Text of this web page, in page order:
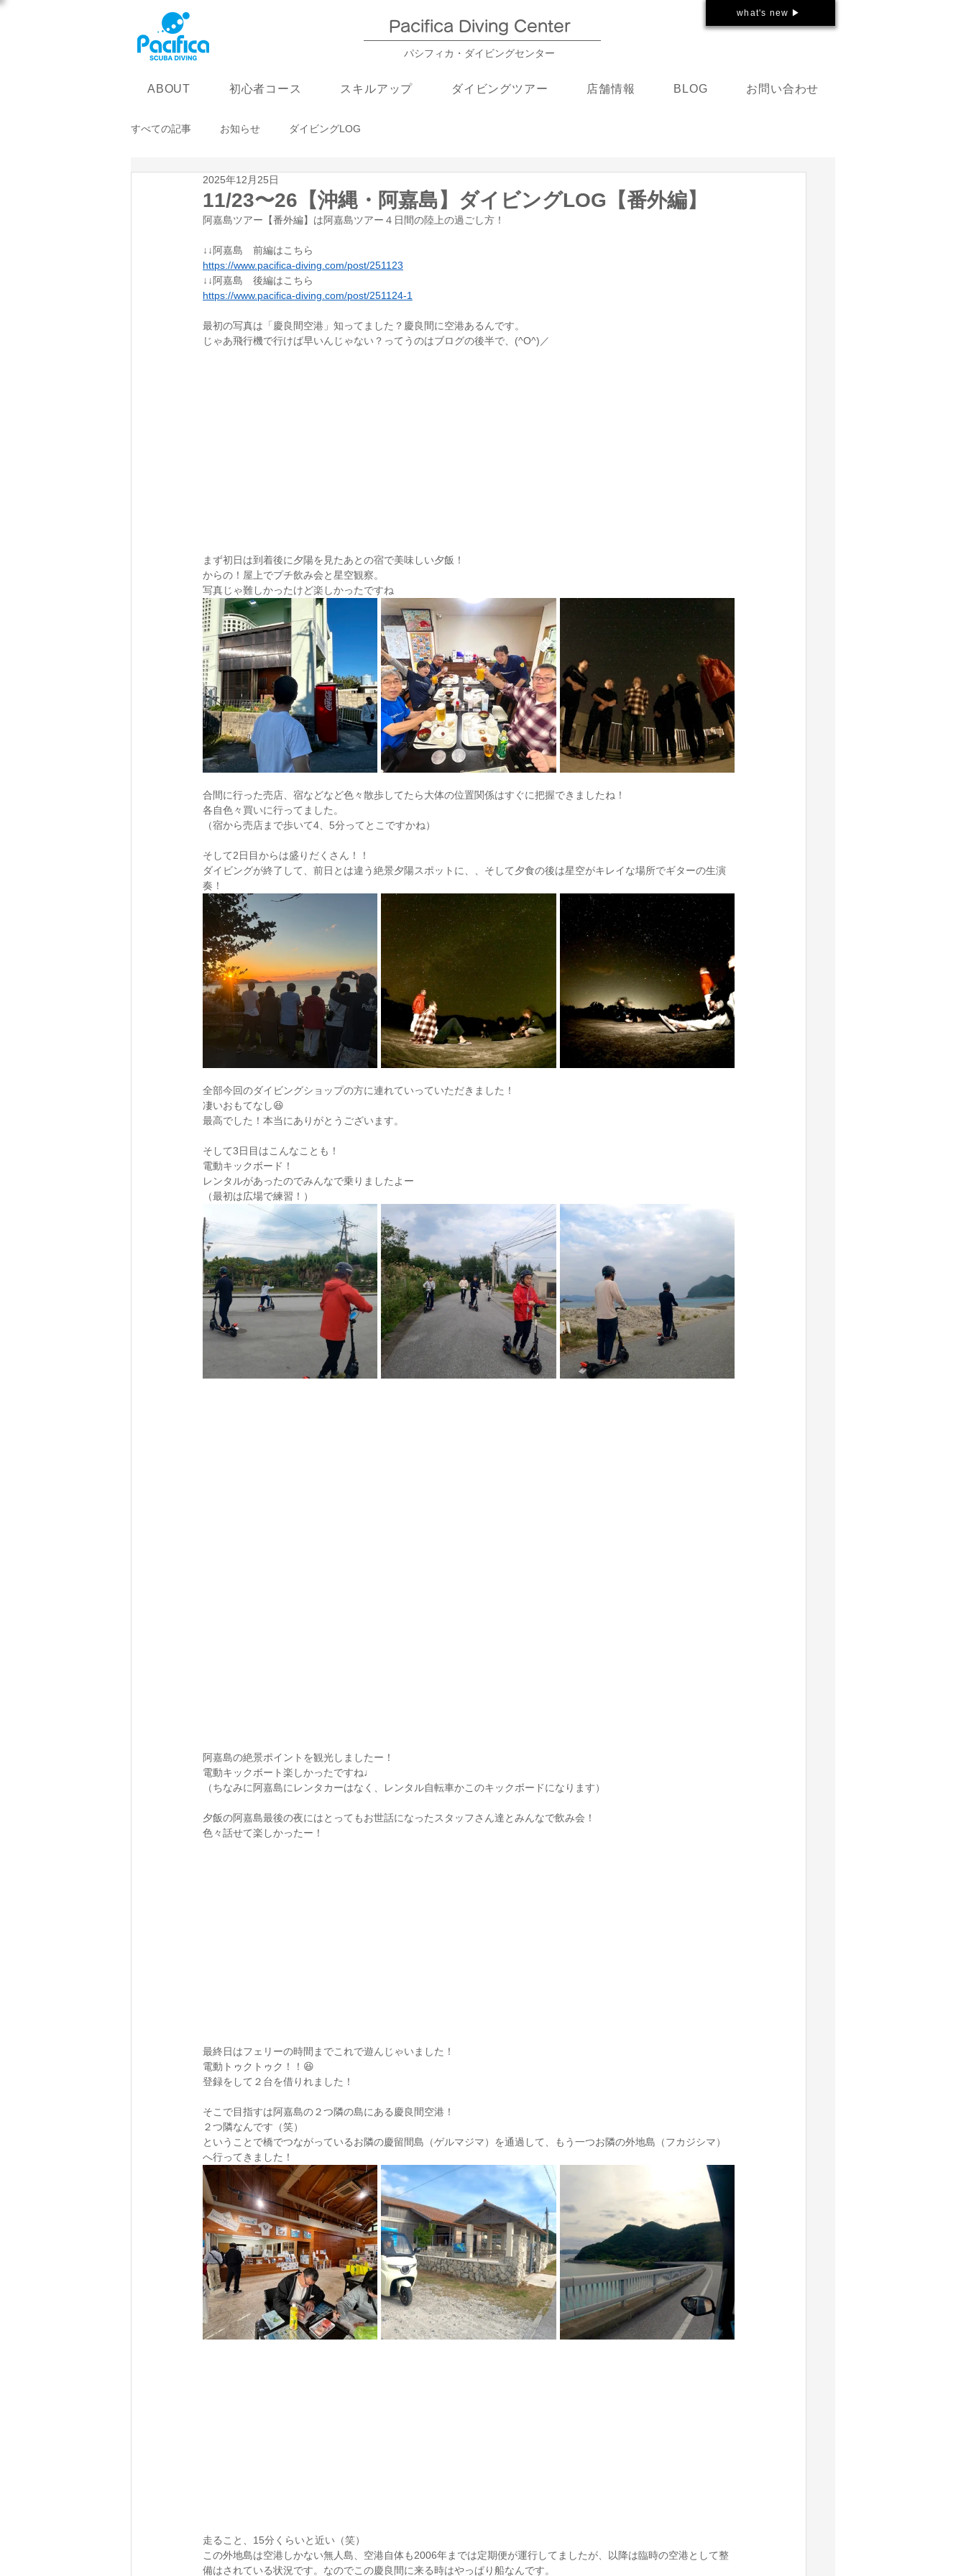
Pacifica Diving Center​
パシフィカ・ダイビングセンター
what's new ▶
ABOUT 初心者コース スキルアップ ダイビングツアー 店舗情報 BLOG お問い合わせ
すべての記事 お知らせ ダイビングLOG
11/23〜26【沖縄・阿嘉島】ダイビングLOG【番外編】
2025年12月25日
阿嘉島ツアー【番外編】は阿嘉島ツアー４日間の陸上の過ごし方！
↓↓阿嘉島　前編はこちら
https://www.pacifica-diving.com/post/251123
↓↓阿嘉島　後編はこちら
https://www.pacifica-diving.com/post/251124-1
最初の写真は「慶良間空港」知ってました？慶良間に空港あるんです。
じゃあ飛行機で行けば早いんじゃない？ってうのはブログの後半で、(^O^)／
まず初日は到着後に夕陽を見たあとの宿で美味しい夕飯！
からの！屋上でプチ飲み会と星空観察。
写真じゃ難しかったけど楽しかったですね
合間に行った売店、宿などなど色々散歩してたら大体の位置関係はすぐに把握できましたね！
各自色々買いに行ってました。
（宿から売店まで歩いて4、5分ってとこですかね）
そして2日目からは盛りだくさん！！
ダイビングが終了して、前日とは違う絶景夕陽スポットに、、そして夕食の後は星空がキレイな場所でギターの生演
奏！
全部今回のダイビングショップの方に連れていっていただきました！
凄いおもてなし😆
最高でした！本当にありがとうございます。
そして3日目はこんなことも！
電動キックボード！
レンタルがあったのでみんなで乗りましたよー
（最初は広場で練習！）
阿嘉島の絶景ポイントを観光しましたー！
電動キックボート楽しかったですね♩
（ちなみに阿嘉島にレンタカーはなく、レンタル自転車かこのキックボードになります）
夕飯の阿嘉島最後の夜にはとってもお世話になったスタッフさん達とみんなで飲み会！
色々話せて楽しかったー！
最終日はフェリーの時間までこれで遊んじゃいました！
電動トゥクトゥク！！😆
登録をして２台を借りれました！
そこで目指すは阿嘉島の２つ隣の島にある慶良間空港！
２つ隣なんです（笑）
ということで橋でつながっているお隣の慶留間島（ゲルマジマ）を通過して、もう一つお隣の外地島（フカジシマ）
へ行ってきました！
走ること、15分くらいと近い（笑）
この外地島は空港しかない無人島、空港自体も2006年までは定期便が運行してましたが、以降は臨時の空港として整
備はされている状況です。なのでこの慶良間に来る時はやっぱり船なんです。